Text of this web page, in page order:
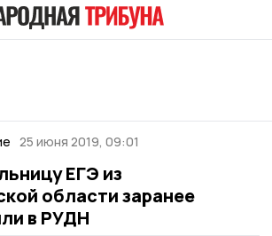
25 июня 2019, 09:01
ЕГЭ из
области заранее
в РУДН